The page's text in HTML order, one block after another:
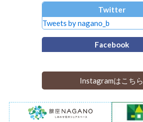
Twitter
Tweets by nagano_b
Facebook
Instagramはこちら